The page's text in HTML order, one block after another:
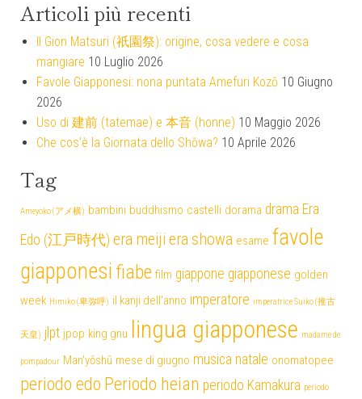
Articoli più recenti
Il Gion Matsuri (祇園祭): origine, cosa vedere e cosa
mangiare 10 Luglio 2026
Favole Giapponesi: nona puntata Amefuri Kozō 10 Giugno
2026
Uso di 建前 (tatemae) e 本音 (honne) 10 Maggio 2026
Che cos’è la Giornata dello Shōwa? 10 Aprile 2026
Tag
Ameyoko (アメ横) bambini buddhismo castelli dorama drama Era
Edo (江戸時代) era meiji era showa esame favole
giapponesi fiabe film giappone giapponese golden
week Himiko (卑弥呼) il kanji dell'anno imperatore imperatrice Suiko (推古
天皇) jlpt jpop king gnu lingua giapponese madame de
pompadour Man'yōshū mese di giugno musica natale onomatopee
periodo edo Periodo heian periodo Kamakura periodo